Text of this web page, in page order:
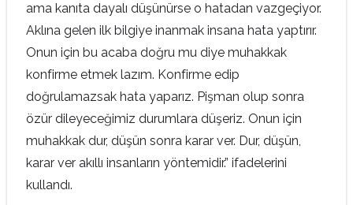
ama kanıta dayalı düşünürse o hatadan vazgeçiyor.
Aklına gelen ilk bilgiye inanmak insana hata yaptırır.
Onun için bu acaba doğru mu diye muhakkak
konfirme etmek lazım. Konfirme edip
doğrulamazsak hata yaparız. Pişman olup sonra
özür dileyeceğimiz durumlara düşeriz. Onun için
muhakkak dur, düşün sonra karar ver. Dur, düşün,
karar ver akıllı insanların yöntemidir.” ifadelerini
kullandı.